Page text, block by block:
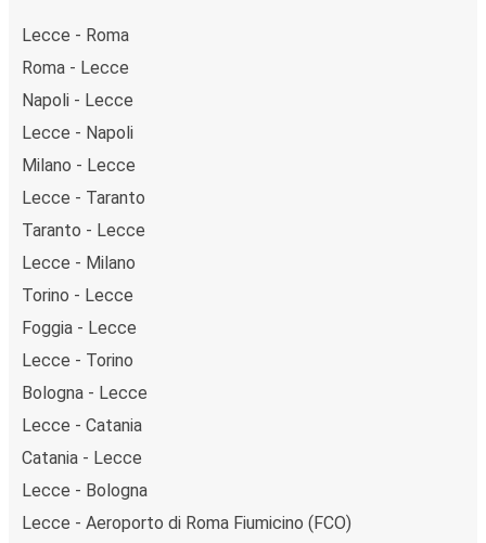
Lecce - Roma
Roma - Lecce
Napoli - Lecce
Lecce - Napoli
Milano - Lecce
Lecce - Taranto
Taranto - Lecce
Lecce - Milano
Torino - Lecce
Foggia - Lecce
Lecce - Torino
Bologna - Lecce
Lecce - Catania
Catania - Lecce
Lecce - Bologna
Lecce - Aeroporto di Roma Fiumicino (FCO)